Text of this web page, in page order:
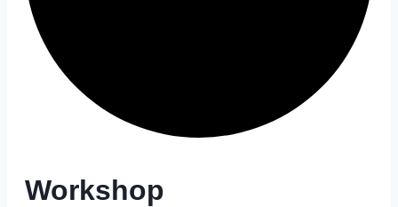
Workshop